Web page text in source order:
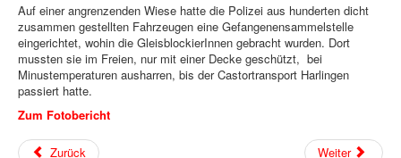
Auf einer angrenzenden Wiese hatte die Polizei aus hunderten dicht
zusammen gestellten Fahrzeugen eine Gefangenensammelstelle
eingerichtet, wohin die GleisblockierInnen gebracht wurden. Dort
mussten sie im Freien, nur mit einer Decke geschützt, bei
Minustemperaturen ausharren, bis der Castortransport Harlingen
passiert hatte.
Zum Fotobericht
Zurück Weiter